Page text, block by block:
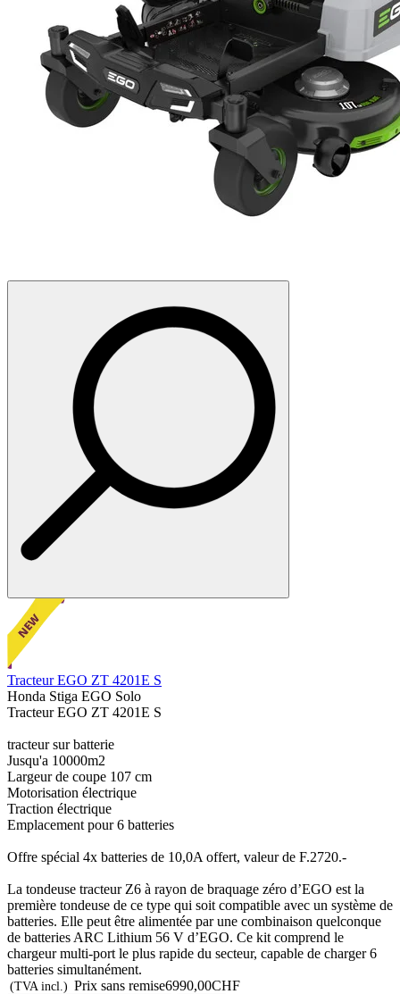
Tracteur EGO ZT 4201E S
Honda Stiga EGO Solo
Tracteur EGO ZT 4201E S
tracteur sur batterie
Jusqu'a 10000m2
Largeur de coupe 107 cm
Motorisation électrique
Traction électrique
Emplacement pour 6 batteries
Offre spécial 4x batteries de 10,0A offert, valeur de F.2720.-
La tondeuse tracteur Z6 à rayon de braquage zéro d’EGO est la
première tondeuse de ce type qui soit compatible avec un système de
batteries. Elle peut être alimentée par une combinaison quelconque
de batteries ARC Lithium 56 V d’EGO. Ce kit comprend le
chargeur multi-port le plus rapide du secteur, capable de charger 6
batteries simultanément.
(TVA incl.) Prix sans remise6990,00CHF